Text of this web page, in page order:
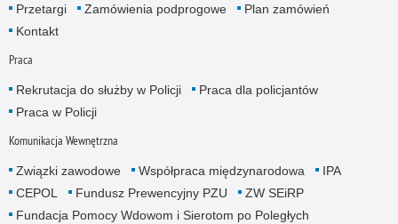
Przetargi Zamówienia podprogowe
Plan zamówień
Kontakt
Praca
Rekrutacja do służby w Policji
Praca dla policjantów
Praca w Policji
Komunikacja Wewnętrzna
Związki zawodowe Współpraca międzynarodowa
IPA
CEPOL
Fundusz Prewencyjny PZU
ZW SEiRP
Fundacja Pomocy Wdowom i Sierotom po Poległych